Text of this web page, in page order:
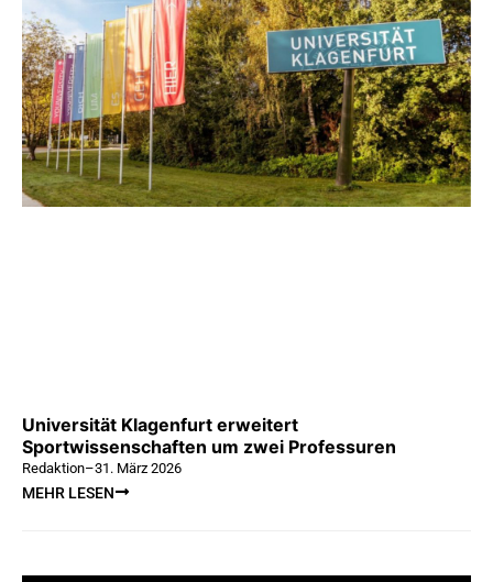
Universität Klagenfurt erweitert
Sportwissenschaften um zwei Professuren
Redaktion–31. März 2026
MEHR LESEN